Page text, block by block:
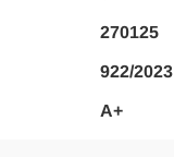
922/2023
A+
270125